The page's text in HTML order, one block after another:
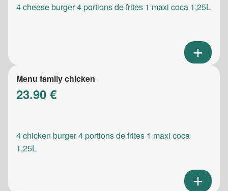
4 cheese burger 4 portions de frites 1 maxi coca 1,25L
Menu family chicken
23.90 €
4 chicken burger 4 portions de frites 1 maxi coca
1,25L